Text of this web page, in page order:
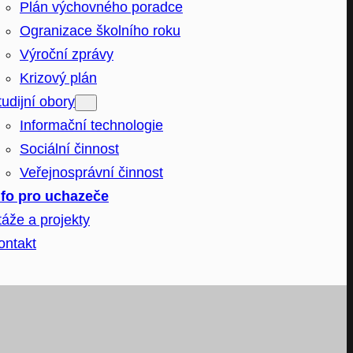
Plán výchovného poradce
Ogranizace školního roku
Výroční zprávy
Krizový plán
obory
Informační technologie
Sociální činnost
Veřejnosprávní činnost
pro uchazeče
a projekty